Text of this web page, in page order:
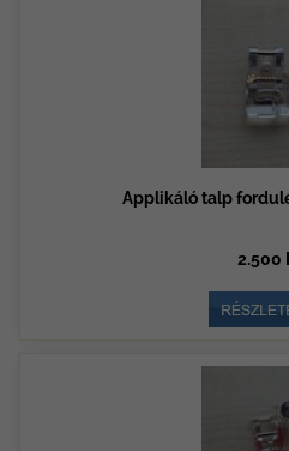
Applikáló talp
2.500